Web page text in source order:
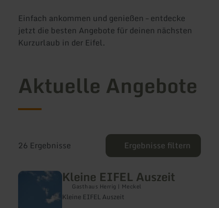
Einfach ankommen und genießen – entdecke
jetzt die besten Angebote für deinen nächsten
Kurzurlaub in der Eifel.
Aktuelle Angebote
26 Ergebnisse Ergebnisse filtern
Kleine EIFEL Auszeit
Gasthaus Herrig | Meckel
Kleine EIFEL Auszeit
mehr